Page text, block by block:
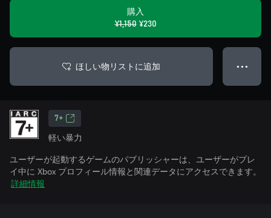
購入
¥1,150 ¥230
ほしい物リストに追加 ● ● ●
7+
軽い暴力
ユーザーが起動するゲームのパブリッシャーは、ユーザーがプレ
イ中に Xbox プロフィール情報と関連データにアクセスできます。
詳細情報